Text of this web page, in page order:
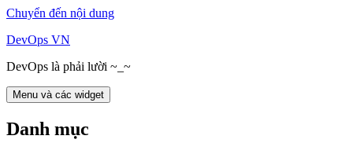
Chuyển đến nội dung
DevOps VN
DevOps là phải lười ~_~
Menu và các widget
Danh mục